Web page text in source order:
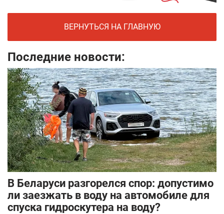
ВЕРНУТЬСЯ НА ГЛАВНУЮ
Последние новости:
В Беларуси разгорелся спор: допустимо
ли заезжать в воду на автомобиле для
спуска гидроскутера на воду?